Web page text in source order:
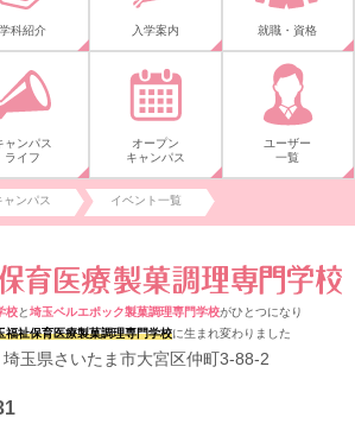
学科紹介 入学案内 就職・資格
ャンパス
ライフ
オープン
キャンパス
ユーザー
一覧
ャンパス イベント一覧
校と埼玉ベルエポック製菓調理専門学校がひとつになり
福祉保育医療製菓調理専門学校に生まれ変わりました
玉県さいたま市大宮区仲町3-88-2